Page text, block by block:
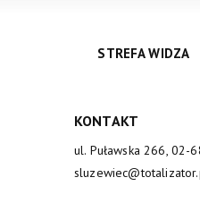
STREFA WIDZA
KONTAKT
ul. Puławska 266, 02-